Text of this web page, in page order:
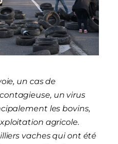
un cas de
un virus
les bovins,
agricole.
vaches qui ont été